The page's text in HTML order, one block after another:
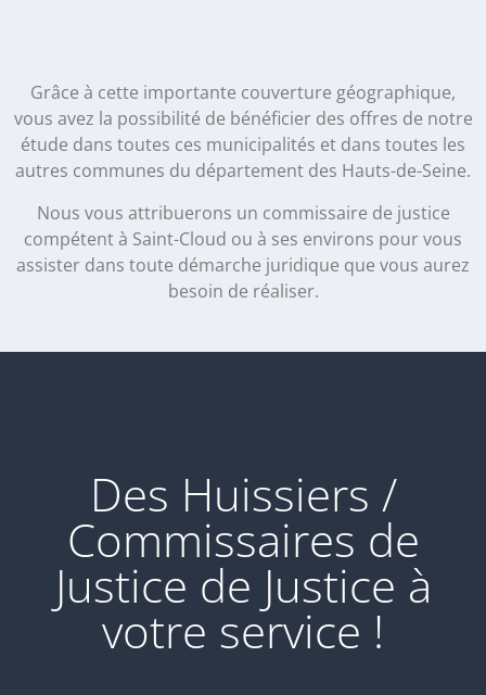
Grâce à cette importante couverture géographique,
vous avez la possibilité de bénéficier des offres de notre
étude dans toutes ces municipalités et dans toutes les
autres communes du département des Hauts-de-Seine.
Nous vous attribuerons un commissaire de justice
compétent à Saint-Cloud ou à ses environs pour vous
assister dans toute démarche juridique que vous aurez
besoin de réaliser.
Des Huissiers /
Commissaires de
Justice de Justice à
votre service !